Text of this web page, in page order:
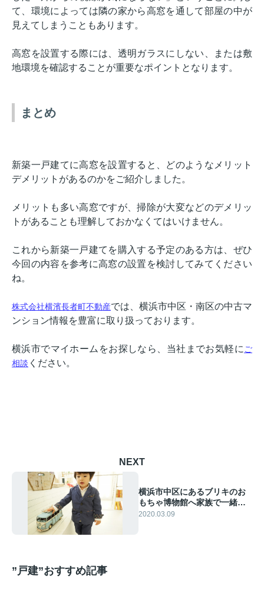
て、環境によっては隣の家から高窓を通して部屋の中が
見えてしまうこともあります。
高窓を設置する際には、透明ガラスにしない、または敷
地環境を確認することが重要なポイントとなります。
まとめ
新築一戸建てに高窓を設置すると、どのようなメリット
デメリットがあるのかをご紹介しました。
メリットも多い高窓ですが、掃除が大変などのデメリッ
トがあることも理解しておかなくてはいけません。
これから新築一戸建てを購入する予定のある方は、ぜひ
今回の内容を参考に高窓の設置を検討してみてください
ね。
株式会社横濱長者町不動産では、横浜市中区・南区の中古マ
ンション情報を豊富に取り扱っております。
横浜市でマイホームをお探しなら、当社までお気軽に ご
相談 ください。
NEXT
横浜市中区にあるブリキのお
もちゃ博物館へ家族で一緒に
出かけよう！
2020.03.09
”戸建”おすすめ記事